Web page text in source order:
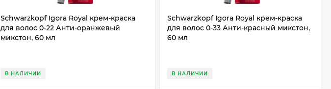
Schwarzkopf Igora Royal крем-краска
для волос 0-22 Анти-оранжевый
микстон, 60 мл
В НАЛИЧИИ
Schwarzkopf Igora Royal крем-краска
для волос 0-33 Анти-красный микстон,
60 мл
В НАЛИЧИИ